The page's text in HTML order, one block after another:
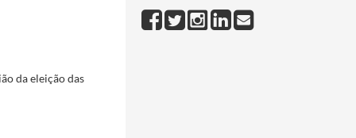
em Setúbal
2007-10-12/2007-10-12
Júlio Resende
da eleição das